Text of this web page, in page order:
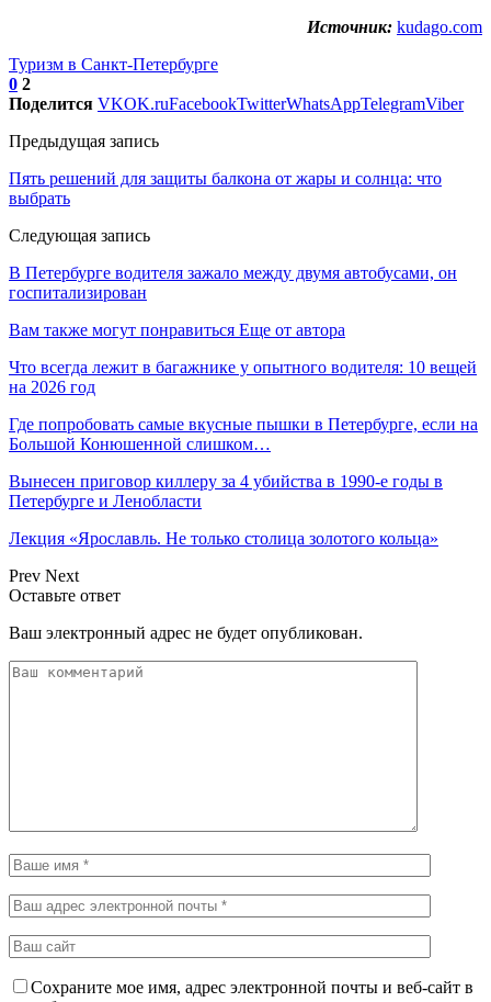
Источник: kudago.com
Туризм в Санкт-Петербурге
0 2
Поделится VKOK.ruFacebookTwitterWhatsAppTelegramViber
Предыдущая запись
Пять решений для защиты балкона от жары и солнца: что
выбрать
Следующая запись
В Петербурге водителя зажало между двумя автобусами, он
госпитализирован
Вам также могут понравиться Еще от автора
Что всегда лежит в багажнике у опытного водителя: 10 вещей
на 2026 год
Где попробовать самые вкусные пышки в Петербурге, если на
Большой Конюшенной слишком…
Вынесен приговор киллеру за 4 убийства в 1990-е годы в
Петербурге и Ленобласти
Лекция «Ярославль. Не только столица золотого кольца»
Prev Next
Оставьте ответ
Ваш электронный адрес не будет опубликован.
Сохраните мое имя, адрес электронной почты и веб-сайт в